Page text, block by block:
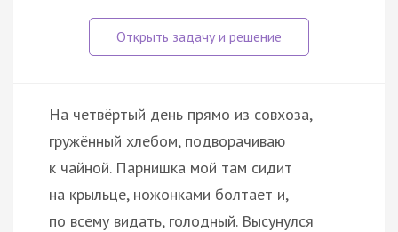
На четвёртый день прямо из совхоза,
гружённый хлебом, подворачиваю
к чайной. Парнишка мой там сидит
на крыльце, ножонками болтает и,
по всему видать, голодный. Высунулся